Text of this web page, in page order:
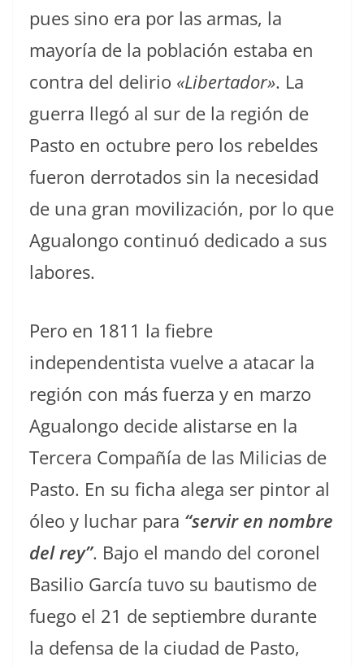
pues sino era por las armas, la
mayoría de la población estaba en
contra del delirio «Libertador». La
guerra llegó al sur de la región de
Pasto en octubre pero los rebeldes
fueron derrotados sin la necesidad
de una gran movilización, por lo que
Agualongo continuó dedicado a sus
labores.
Pero en 1811 la fiebre
independentista vuelve a atacar la
región con más fuerza y en marzo
Agualongo decide alistarse en la
Tercera Compañía de las Milicias de
Pasto. En su ficha alega ser pintor al
óleo y luchar para “servir en nombre
del rey”. Bajo el mando del coronel
Basilio García tuvo su bautismo de
fuego el 21 de septiembre durante
la defensa de la ciudad de Pasto,